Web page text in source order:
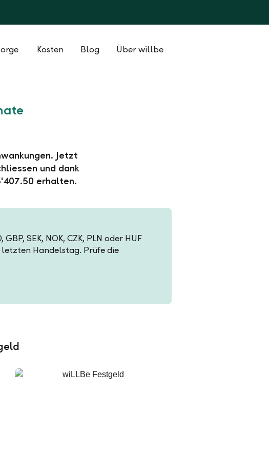
Kosten Blog Über willbe
Jetzt
und dank
erhalten.
SEK, NOK, CZK, PLN oder HUF
letzten Handelstag. Prüfe die